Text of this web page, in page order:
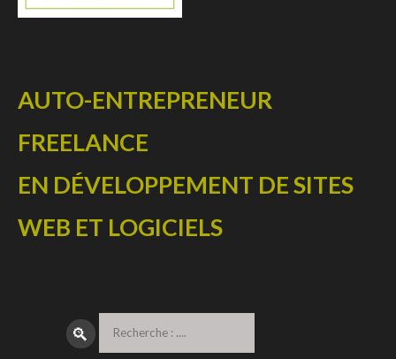
AUTO-ENTREPRENEUR
FREELANCE
EN DÉVELOPPEMENT DE SITES
WEB ET LOGICIELS
🔎︎